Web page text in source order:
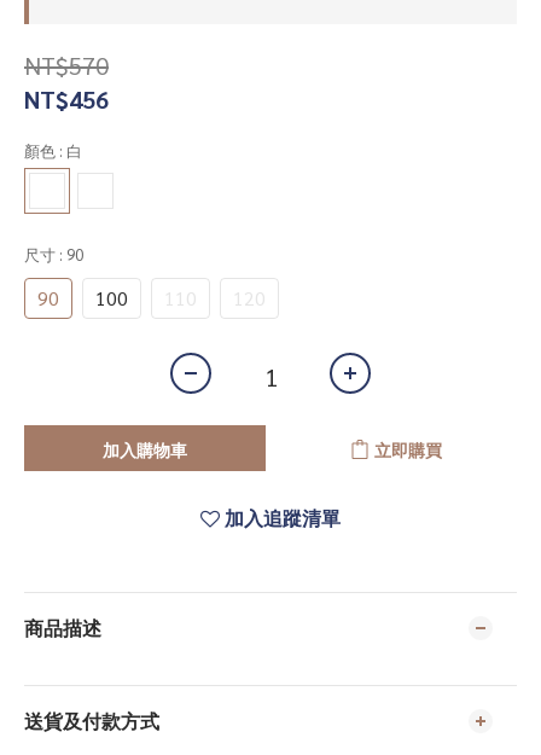
NT$570
NT$456
顏色 : 白
尺寸 : 90
90 100 110 120
加入購物車 立即購買
加入追蹤清單
商品描述
送貨及付款方式